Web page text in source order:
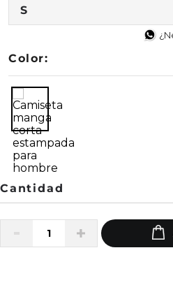
S
Color: